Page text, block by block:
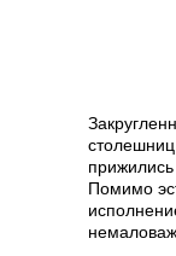
Помимо